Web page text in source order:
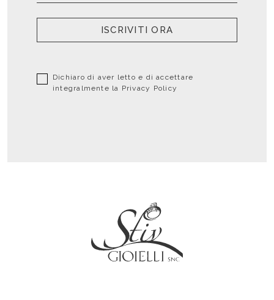
ISCRIVITI ORA
Dichiaro di aver letto e di accettare
integralmente la Privacy Policy